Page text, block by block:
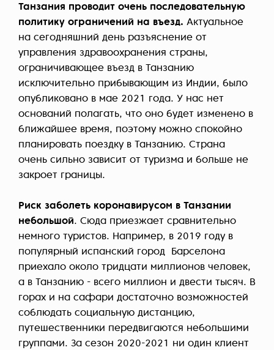
Танзания проводит очень последовательную
политику ограничений на въезд. Актуальное
на сегодняшний день разъяснение от
управления здравоохранения страны,
ограничивающее въезд в Танзанию
исключительно прибывающим из Индии, было
опубликовано в мае 2021 года. У нас нет
оснований полагать, что оно будет изменено в
ближайшее время, поэтому можно спокойно
планировать поездку в Танзанию. Страна
очень сильно зависит от туризма и больше не
закроет границы.
Риск заболеть коронавирусом в Танзании
небольшой. Сюда приезжает сравнительно
немного туристов. Например, в 2019 году в
популярный испанский город Барселона
приехало около тридцати миллионов человек,
а в Танзанию - всего миллион и двести тысяч. В
горах и на сафари достаточно возможностей
соблюдать социальную дистанцию,
путешественники передвигаются небольшими
группами. За сезон 2020-2021 ни один клиент